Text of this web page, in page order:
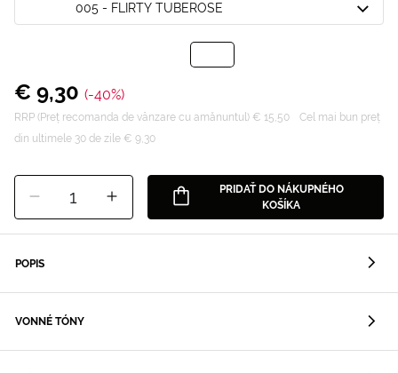
005 - FLIRTY TUBEROSE
€ 9,30 (-40%)
RRP (Preț recomanda de vânzare cu amănuntul) € 15,50
Cel mai bun preț
din ultimele 30 de zile € 9,30
1
PRIDAŤ DO NÁKUPNÉHO
KOŠÍKA
POPIS
VONNÉ TÓNY